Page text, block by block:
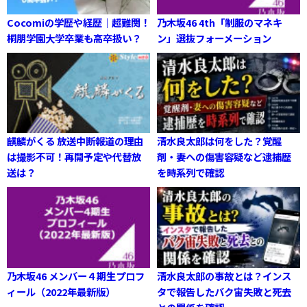
Cocomiの学歴や経歴｜超難関！
桐朋学園大学卒業も高卒扱い？
乃木坂46 4th「制服のマネキ
ン」選抜フォーメーション
麒麟がくる 放送中断報道の理由
は撮影不可！再開予定や代替放
送は？
清水良太郎は何をした？覚醒
剤・妻への傷害容疑など逮捕歴
を時系列で確認
乃木坂46 メンバー４期生プロフ
ィール（2022年最新版）
清水良太郎の事故とは？インス
タで報告したバク宙失敗と死去